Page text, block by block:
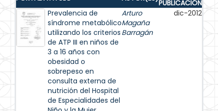
PUBLICACIÓN
Prevalencia de
síndrome metabólico
utilizando los criterios
de ATP III en niños de
3 a 16 años con
obesidad o
sobrepeso en
consulta externa de
nutrición del Hospital
de Especialidades del
Arturo
Magaña
Barragán
dic-2012